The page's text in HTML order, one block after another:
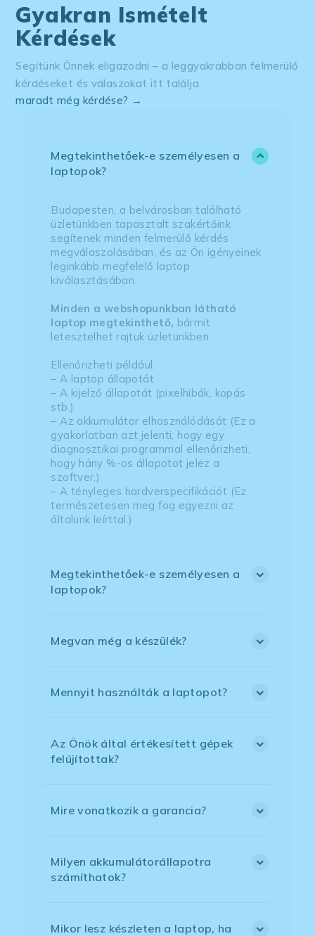
Gyakran Ismételt
Kérdések
Segítünk Önnek eligazodni – a leggyakrabban felmerülő
kérdéseket és válaszokat itt találja.
maradt még kérdése? →
Megtekinthetőek-e személyesen a
laptopok?
Budapesten, a belvárosban található
üzletünkben tapasztalt szakértőink
segítenek minden felmerülő kérdés
megválaszolásában, és az Ön igényeinek
leginkább megfelelő laptop
kiválasztásában.
Minden a webshopunkban látható
laptop megtekinthető, bármit
letesztelhet rajtuk üzletünkben.
Ellenőrizheti például:
– A laptop állapotát
– A kijelző állapotát (pixelhibák, kopás
stb.)
– Az akkumulátor elhasználódását (Ez a
gyakorlatban azt jelenti, hogy egy
diagnosztikai programmal ellenőrizheti,
hogy hány %-os állapotot jelez a
szoftver.)
– A tényleges hardverspecifikációt (Ez
természetesen meg fog egyezni az
általunk leírttal.)
Megtekinthetőek-e személyesen a
laptopok?
Megvan még a készülék?
Mennyit használták a laptopot?
Az Önök által értékesített gépek
felújítottak?
Mire vonatkozik a garancia?
Milyen akkumulátorállapotra
számíthatok?
Mikor lesz készleten a laptop, ha